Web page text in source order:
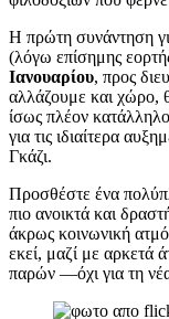
Η πρώτη συνάντηση
(λόγω επίσημης
Ιανουαρίου, προς
αλλάζουμε και χώρο,
ίσως πλέον
για τις ιδιαίτερα
Γκάζι.
Προσθέστε ένα
πιο ανοικτά και
άκρως κοινωνική
εκεί, μαζί με αρκετά
παρών —όχι για τη